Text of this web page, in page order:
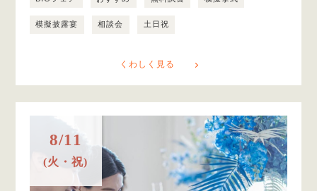
模擬披露宴 相談会 土日祝
くわしく見る
8/11
(火・祝)